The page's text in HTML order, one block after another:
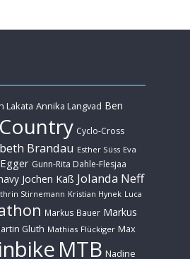
Lakata Annika Langvad Ben
Cyclo-Cross
Brandau Esther Süss Eva
Gunn-Rita Dahle-Flesjaa
Jochen Käß Jolanda Neff
Stirnemann Kristian Hynek Luca
Markus Bauer Markus
Gluth Mathias Flückiger Max
MTB Nadine